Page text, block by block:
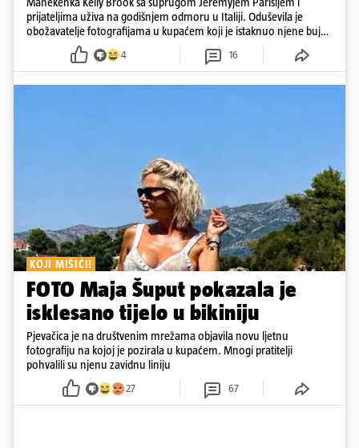
prijateljima uživa na godišnjem odmoru u Italiji. Oduševila je
obožavatelje fotografijama u kupaćem koji je istaknuo njene bujne
4 16
KOJI MIŠIĆI!
FOTO Maja Šuput pokazala je
isklesano tijelo u bikiniju
Pjevačica je na društvenim mrežama objavila novu ljetnu
fotografiju na kojoj je pozirala u kupaćem. Mnogi pratitelji
pohvalili su njenu zavidnu liniju
27 67